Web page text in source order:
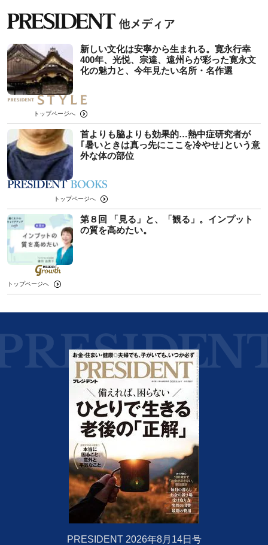
新しい文化は安寧から生まれる。寛永行幸
400年、光悦、宗達、遠州らが彩った寛永文
化の魅力と、今年見たい名所・名作選
トップページへ
首よりも脇よりも効果的…熱中症研究者が
｢暑いときは真っ先にここを冷やせ｣という意
外な体の部位
トップページへ
第８回 「見る」と、「観る」。インプット
の質を高めたい。
トップページへ
PRESIDENT 2026年8月14日号